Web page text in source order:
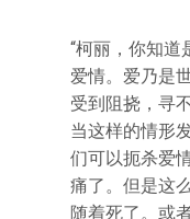
“柯丽，你知道
爱情。爱乃是
受到阻挠，寻
当这样的情形
们可以扼杀爱
痛了。但是这
随着死了。或